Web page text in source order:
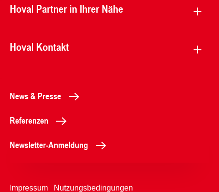
Hoval Partner in Ihrer Nähe
Hoval Kontakt
News & Presse
Referenzen
Newsletter-Anmeldung
Impressum Nutzungsbedingungen